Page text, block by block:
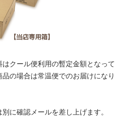
クール便利用の暫定金額となって
の場合は常温便でのお届けになり
に確認メールを差し上げます。